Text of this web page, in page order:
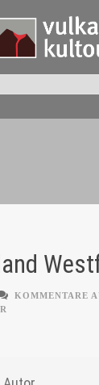
KOMMENTARE